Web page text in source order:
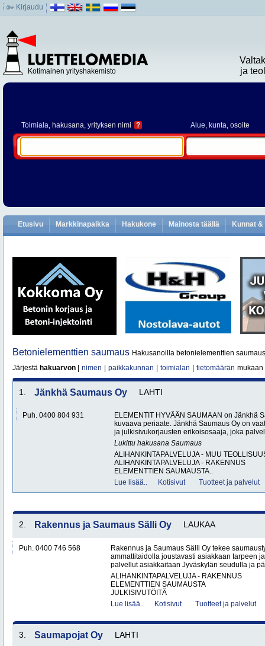
Kirjaudu
Kotimainen yrityshakemisto
ja
Toimiala, hakusana, yrityksen nimi ? Alue, kunta, osoite
Etusivu Markkinapaikka Hakukone Mainosta täällä Kunnat
Betonielementtien saumaus Hakusanoilla betonielementtien
Järjestä hakuarvon nimen paikkakunnan toimialan tietomäärän mukaan
1. Jänkhä Saumaus Oy LAHTI
Puh. 0400 804 931
ELEMENTIT HYVÄÄN SAUMAAN on Jänkhä
kuvaava periaate. Jänkhä Saumaus Oy on
ja julkisivukorjausten erikoisosaaja, joka
Lukittu hakusana Saumaus
ALIHANKINTAPALVELUJA - MUU
ALIHANKINTAPALVELUJA - RAKENNUS
ELEMENTTIEN SAUMAUSTA..
Lue lisää..
Kotisivut Tuotteet ja palvelut
2. Rakennus ja Saumaus Sälli Oy LAUKAA
Puh. 0400 746 568
Rakennus ja Saumaus Sälli Oy tekee
ammattitaidolla joustavasti asiakkaan tarpeen
palvellut asiakkaitaan Jyväskylän seudulla ja
ALIHANKINTAPALVELUJA - RAKENNUS
ELEMENTTIEN SAUMAUSTA
JULKISIVUTÖITÄ
Lue lisää..
Kotisivut Tuotteet ja palvelut
3. Saumapojat Oy LAHTI